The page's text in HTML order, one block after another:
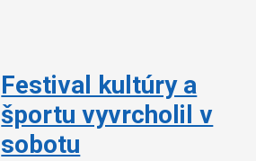
Festival kultúry a
športu vyvrcholil v
sobotu